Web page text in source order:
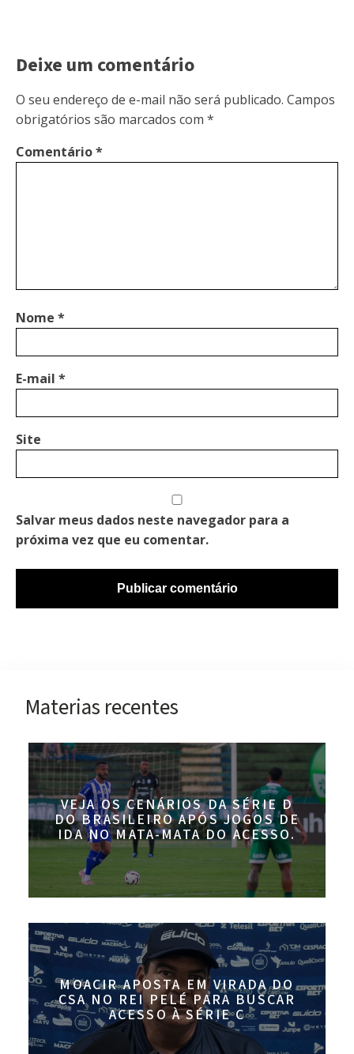
Deixe um comentário
O seu endereço de e-mail não será publicado. Campos
obrigatórios são marcados com *
Comentário*
Nome *
E-mail *
Site
Salvar meus dados neste navegador para a
próxima vez que eu comentar.
Materias recentes
VEJA OS CENÁRIOS DA SÉRIE D
DO BRASILEIRO APÓS JOGOS DE
IDA NO MATA-MATA DO ACESSO.
MOACIR APOSTA EM VIRADA DO
CSA NO REI PELÉ PARA BUSCAR
ACESSO À SÉRIE C